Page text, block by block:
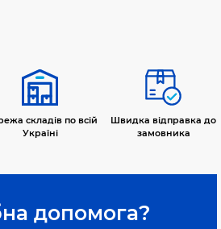
складів по всій
Україні
Швидка відправка до
замовника
допомога?